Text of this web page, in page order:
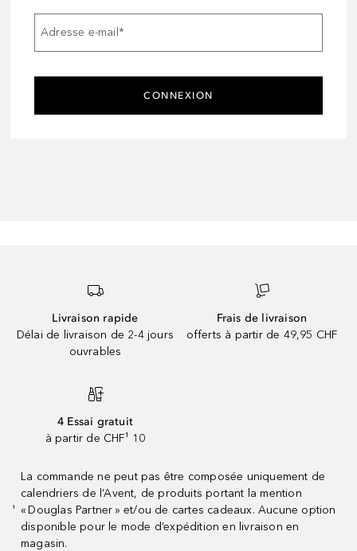
Adresse e-mail*
CONNEXION
Livraison rapide
Délai de livraison de 2-4 jours
ouvrables
Frais de livraison
offerts à partir de 49,95 CHF
4 Essai gratuit
à partir de CHF¹ 10
¹
La commande ne peut pas être composée uniquement de
calendriers de l’Avent, de produits portant la mention
« Douglas Partner » et/ou de cartes cadeaux. Aucune option
disponible pour le mode d’expédition en livraison en
magasin.